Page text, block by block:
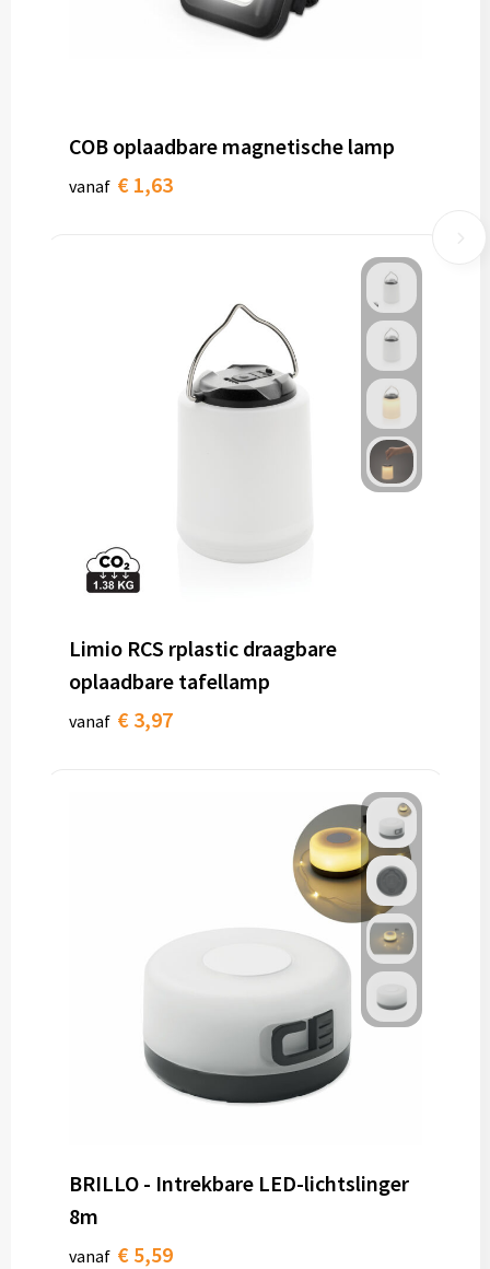
COB oplaadbare magnetische lamp
vanaf € 1,63
Limio RCS rplastic draagbare
oplaadbare tafellamp
vanaf € 3,97
BRILLO - Intrekbare LED-lichtslinger
8m
vanaf € 5,59